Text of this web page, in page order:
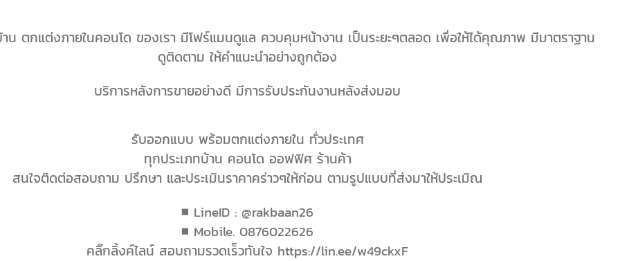
น ตกแต่งภายในคอนโด ของเรา มีโฟร์แมนดูแล ควบคุมหน้างาน เป็นระยะๆตลอด เพื่อให้ได้คุณภาพ มีมาตราฐาน
ดูติดตาม ให้คำแนะนำอย่างถูกต้อง
บริการหลังการขายอย่างดี มีการรับประกันงานหลังส่งมอบ
รับออกแบบ พร้อมตกแต่งภายใน ทั่วประเทศ
ทุกประเภทบ้าน คอนโด ออฟฟิศ ร้านค้า
สนใจติดต่อสอบถาม ปรึกษา และประเมินราคาคร่าวๆให้ก่อน ตามรูปแบบที่ส่งมาให้ประเมิณ
■ LineID : @rakbaan26
■ Mobile. 0876022626
คลิ๊กลิ้งค์ไลน์ สอบถามรวดเร็วทันใจ https://lin.ee/w49ckxF